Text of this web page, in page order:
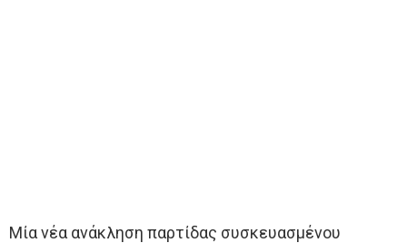
Μία νέα ανάκληση παρτίδας συσκευασμένου